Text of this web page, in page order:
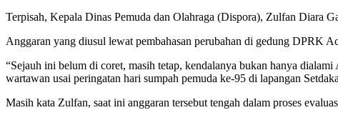
Terpisah, Kepala Dinas Pemuda dan Olahraga (Dispora), Zulfan Diara
Anggaran yang diusul lewat pembahasan perubahan di gedung DPRK
“Sejauh ini belum di coret, masih tetap, kendalanya bukan hanya
wartawan usai peringatan hari sumpah pemuda ke-95 di lapangan
Masih kata Zulfan, saat ini anggaran tersebut tengah dalam proses